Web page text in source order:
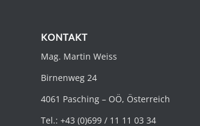
KONTAKT
Mag. Martin Weiss
Birnenweg 24
4061 Pasching – OÖ, Österreich
Tel.: +43 (0)699 / 11 11 03 34